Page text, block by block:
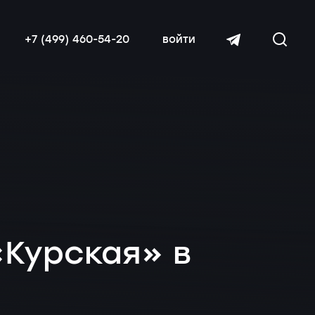
+7 (499) 460-54-20 войти
в